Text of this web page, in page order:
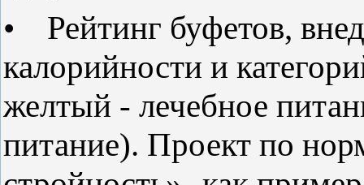
• Рейтинг буфетов,
калорийности и
желтый - лечебное
питание). Проект по